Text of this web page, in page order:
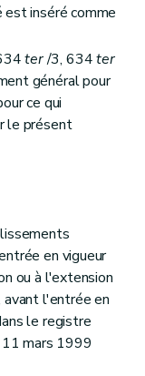
inséré comme
ter/3, 634ter
général pour
ce qui
le présent
en vigueur
ou à l'extension
l'entrée en
le registre
mars 1999